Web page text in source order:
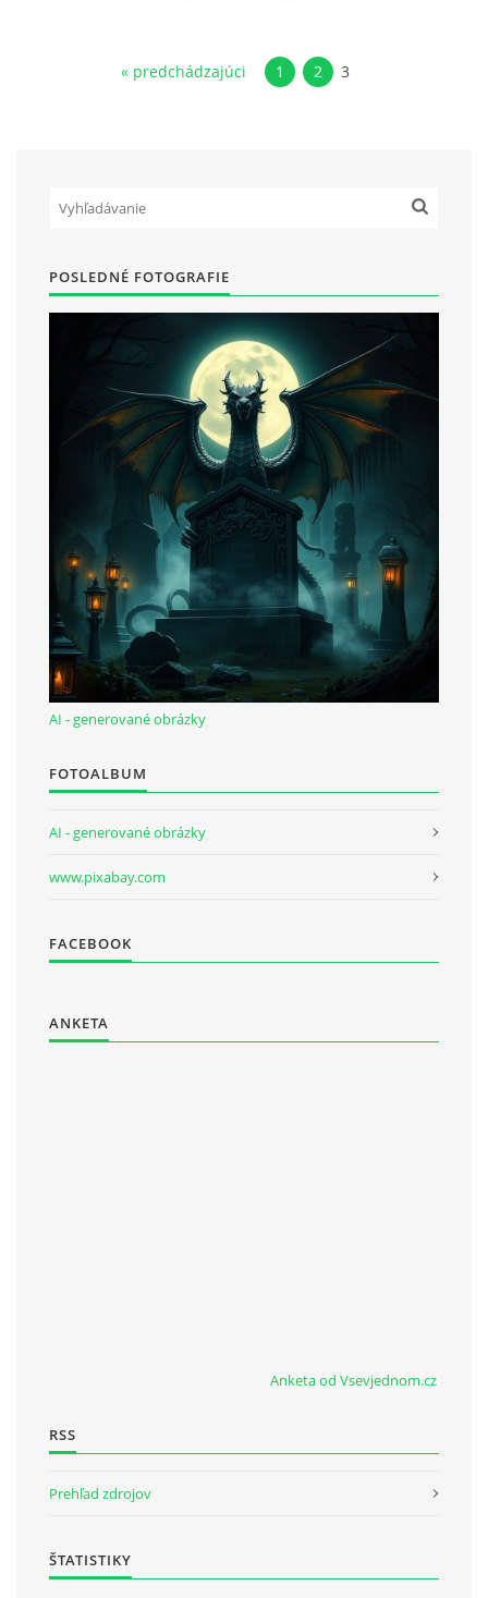
« predchádzajúci 1 2 3
POSLEDNÉ FOTOGRAFIE
AI - generované obrázky
FOTOALBUM
AI - generované obrázky
www.pixabay.com
FACEBOOK
ANKETA
Anketa od Vsevjednom.cz
RSS
Prehľad zdrojov
ŠTATISTIKY